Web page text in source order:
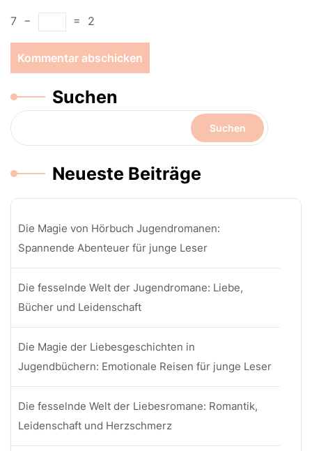
7 − = 2
Suchen
Suchen
Neueste Beiträge
Die Magie von Hörbuch Jugendromanen:
Spannende Abenteuer für junge Leser
Die fesselnde Welt der Jugendromane: Liebe,
Bücher und Leidenschaft
Die Magie der Liebesgeschichten in
Jugendbüchern: Emotionale Reisen für junge Leser
Die fesselnde Welt der Liebesromane: Romantik,
Leidenschaft und Herzschmerz